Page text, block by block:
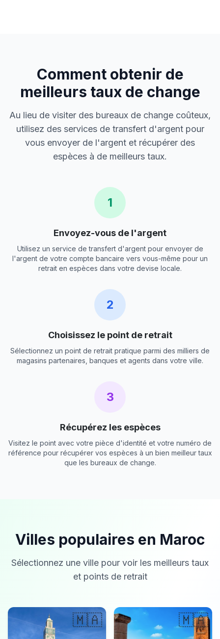
Comment obtenir de
meilleurs taux de change
Au lieu de visiter des bureaux de change coûteux,
utilisez des services de transfert d'argent pour
vous envoyer de l'argent et récupérer des
espèces à de meilleurs taux.
1
Envoyez-vous de l'argent
Utilisez un service de transfert d'argent pour envoyer de
l'argent de votre compte bancaire vers vous-même pour un
retrait en espèces dans votre devise locale.
2
Choisissez le point de retrait
Sélectionnez un point de retrait pratique parmi des milliers de
magasins partenaires, banques et agents dans votre ville.
3
Récupérez les espèces
Visitez le point avec votre pièce d'identité et votre numéro de
référence pour récupérer vos espèces à un bien meilleur taux
que les bureaux de change.
Villes populaires en Maroc
Sélectionnez une ville pour voir les meilleurs taux
et points de retrait
🇲🇦 🇲🇦